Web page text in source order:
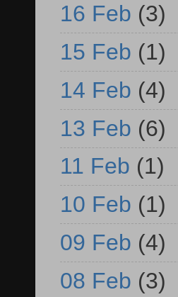
16 Feb (3)
15 Feb (1)
14 Feb (4)
13 Feb (6)
11 Feb (1)
10 Feb (1)
09 Feb (4)
08 Feb (3)